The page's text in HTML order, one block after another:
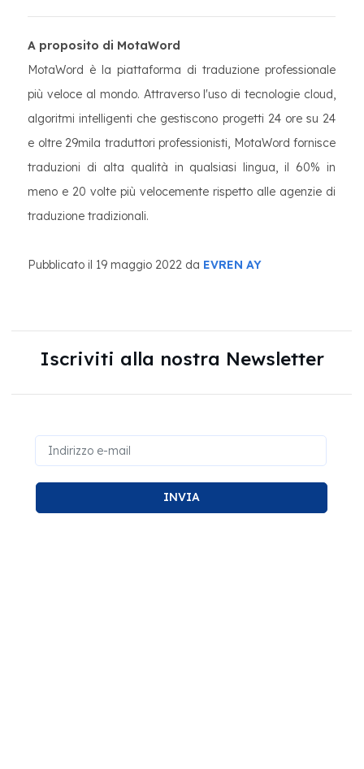
A proposito di MotaWord
MotaWord è la piattaforma di traduzione professionale
più veloce al mondo. Attraverso l'uso di tecnologie cloud,
algoritmi intelligenti che gestiscono progetti 24 ore su 24
e oltre 29mila traduttori professionisti, MotaWord fornisce
traduzioni di alta qualità in qualsiasi lingua, il 60% in
meno e 20 volte più velocemente rispetto alle agenzie di
traduzione tradizionali.
Pubblicato il 19 maggio 2022 da EVREN AY
Iscriviti alla nostra Newsletter
INVIA